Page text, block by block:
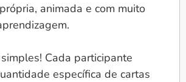
animada e com muito
Cada participante
específica de cartas